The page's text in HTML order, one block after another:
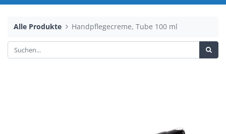
Alle Produkte Handpflegecreme, Tube 100 ml